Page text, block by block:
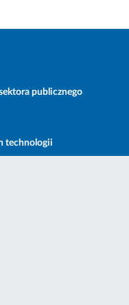
publicznego
technologii